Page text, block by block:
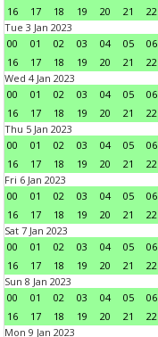
16
17 18 19 20 21 22
Tue 3 Jan 2023
00
01 02 03 04 05 06
16
17 18 19 20 21 22
Wed 4 Jan 2023
00
01 02 03 04 05 06
16
17 18 19 20 21 22
Thu 5 Jan 2023
00
01 02 03 04 05 06
16
17 18 19 20 21 22
Fri 6 Jan 2023
00
01 02 03 04 05 06
16
17 18 19 20 21 22
Sat 7 Jan 2023
00
01 02 03 04 05 06
16
17 18 19 20 21 22
Sun 8 Jan 2023
00
01 02 03 04 05 06
16
17 18 19 20 21 22
Mon 9 Jan 2023